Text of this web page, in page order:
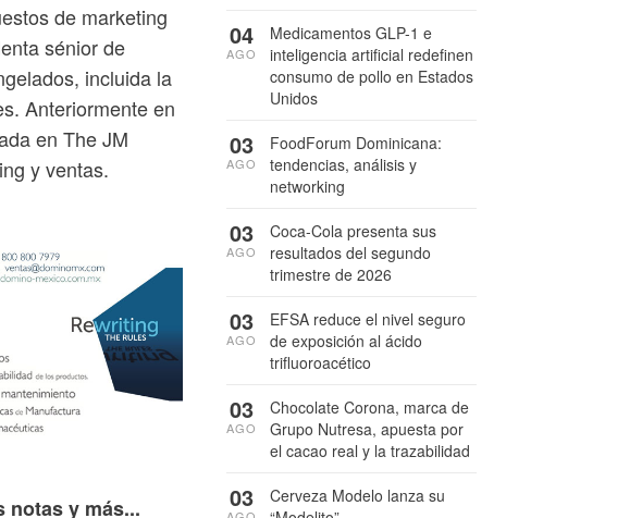
de marketing
sénior de
incluida la
Anteriormente en
en The JM
y ventas.
notas y más...
Medicamentos GLP-1 e
inteligencia artificial redefinen
consumo de pollo en Estados
Unidos
04
AGO
FoodForum Dominicana:
tendencias, análisis y
networking
03
AGO
Coca-Cola presenta sus
resultados del segundo
trimestre de 2026
03
AGO
EFSA reduce el nivel seguro
de exposición al ácido
trifluoroacético
03
AGO
Chocolate Corona, marca de
Grupo Nutresa, apuesta por
el cacao real y la trazabilidad
03
AGO
Cerveza Modelo lanza su
03